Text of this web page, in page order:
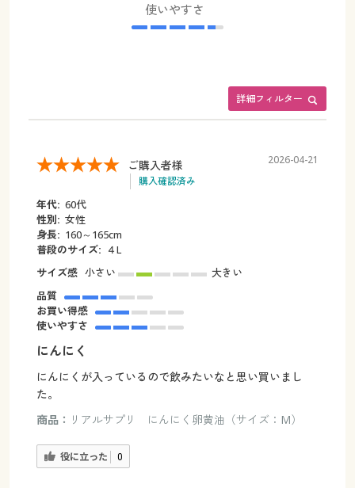
使いやすさ
詳細フィルター
ご購入者様
購入確認済み
2026-04-21
年代: 60代
性別: 女性
身長: 160～165cm
普段のサイズ: ４L
サイズ感 小さい
大きい
品質
お買い得感
使いやすさ
にんにく
にんにくが入っているので飲みたいなと思い買いまし
た。
商品： リアルサプリ にんにく卵黄油（サイズ：M）
役に立った 0